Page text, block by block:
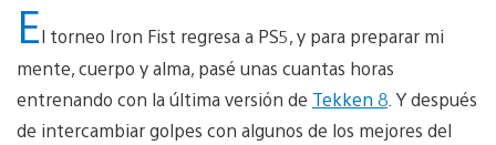
El torneo Iron Fist regresa a PS5, y para preparar mi
mente, cuerpo y alma, pasé unas cuantas horas
entrenando con la última versión de Tekken 8 . Y después
de intercambiar golpes con algunos de los mejores del